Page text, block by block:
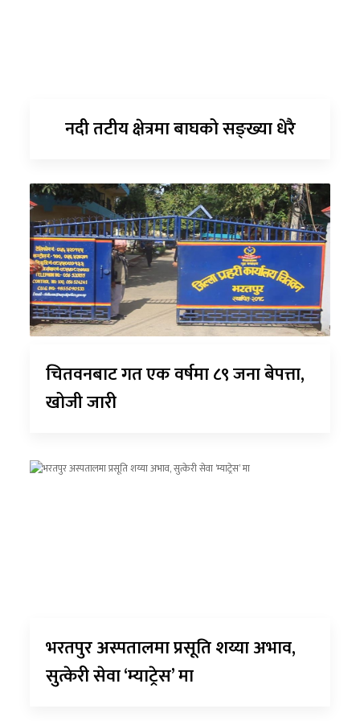
नदी तटीय क्षेत्रमा बाघको सङ्ख्या धेरै
चितवनबाट गत एक वर्षमा ८९ जना बेपत्ता,
खोजी जारी
भरतपुर अस्पतालमा प्रसूति शय्या अभाव,
सुत्केरी सेवा ‘म्याट्रेस’ मा